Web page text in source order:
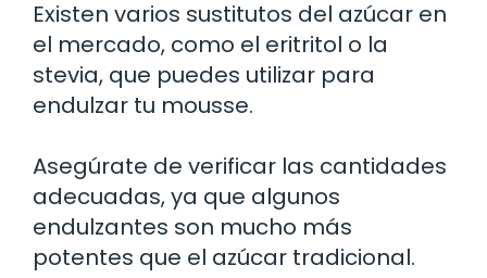
Existen varios sustitutos del azúcar en
el mercado, como el eritritol o la
stevia, que puedes utilizar para
endulzar tu mousse.
Asegúrate de verificar las cantidades
adecuadas, ya que algunos
endulzantes son mucho más
potentes que el azúcar tradicional.